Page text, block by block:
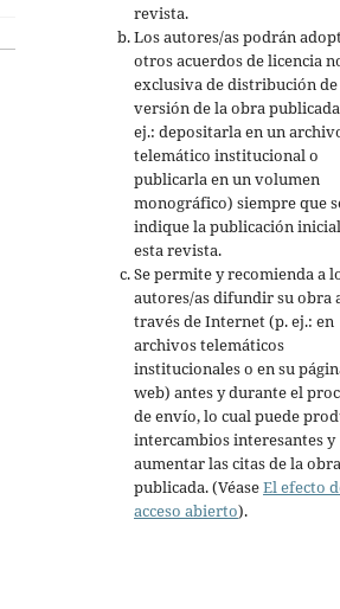
revista.
Los autores/as podrán
otros acuerdos de licencia
exclusiva de distribución de
versión de la obra
ej.: depositarla en un
telemático institucional o
publicarla en un volumen
monográfico) siempre que
indique la publicación
esta revista.
Se permite y recomienda a
autores/as difundir su obra
través de Internet (p. ej.: en
archivos telemáticos
institucionales o en su
web) antes y durante el
de envío, lo cual puede
intercambios interesantes y
aumentar las citas de la obra
publicada. (VéaseEl efecto
acceso abierto).